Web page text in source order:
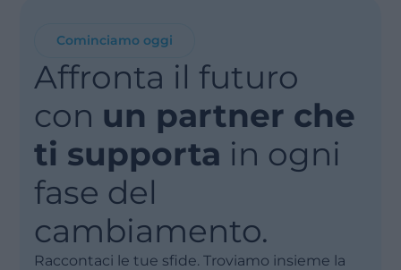
Cominciamo oggi
Affronta il futuro
con un partner che
ti supporta in ogni
fase del
cambiamento.
Raccontaci le tue sfide. Troviamo insieme la